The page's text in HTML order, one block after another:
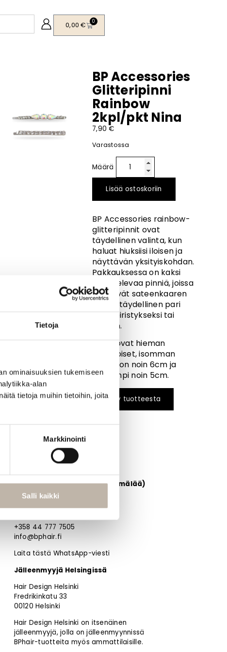
Tietoja
ominaisuuksien tukemiseen
alan
tietoja muihin tietoihin, joita
Markkinointi
Salli kaikki
0,00€ 0
BP Accessories
Glitteripinni
Rainbow
2kpl/pkt Nina
7,90€
Varastossa
Lisää ostoskoriin
BP Accessories rainbow-
glitteripinnit ovat
täydellinen valinta, kun
haluat hiuksiisi iloisen ja
näyttävän yksityiskohdan.
Pakkauksessa on kaksi
kimaltelevaa pinniä, joissa
säihkyvät sateenkaaren
värit – täydellinen pari
arjen piristykseksi tai
juhlaan.
Pinnit ovat hieman
erikokoiset, isomman
leveys on noin 6cm ja
pienempi noin 5cm.
Kysy tuotteesta
BPHAIR OY
Noutotukku Oulussa (ei myymälää)
Kangaskontiontie 12 D
90240 Oulu
+358 44 777 7505
info@bphair.fi
Laita tästä WhatsApp-viesti
Jälleenmyyjä Helsingissä
Hair Design Helsinki
Fredrikinkatu 33
00120 Helsinki
Hair Design Helsinki on itsenäinen
jälleenmyyjä, jolla on jälleenmyynnissä
BPhair-tuotteita myös ammattilaisille.